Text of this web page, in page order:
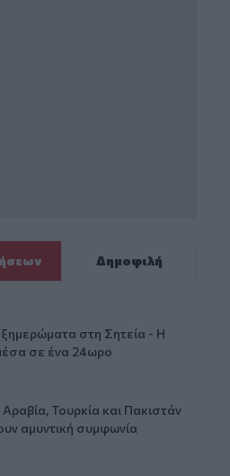
Δημοφιλή
στη Σητεία - Η
σε ένα 24ωρο
Τουρκία και Πακιστάν
αμυντική συμφωνία